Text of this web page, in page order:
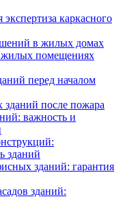
каркасного
в жилых домах
жилых помещениях
перед началом
зданий после пожара
важность и
зданий
зданий: гарантия
зданий: